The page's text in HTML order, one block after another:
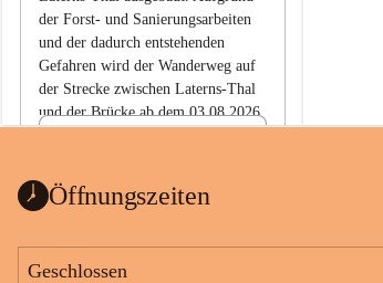
der Forst- und Sanierungsarbeiten
und der dadurch entstehenden
Gefahren wird der Wanderweg auf
der Strecke zwischen Laterns-Thal
und der Brücke ab dem 03.08.2026
ht
1 Seite•0,1 MB
Öffnungszeiten
Geschlossen